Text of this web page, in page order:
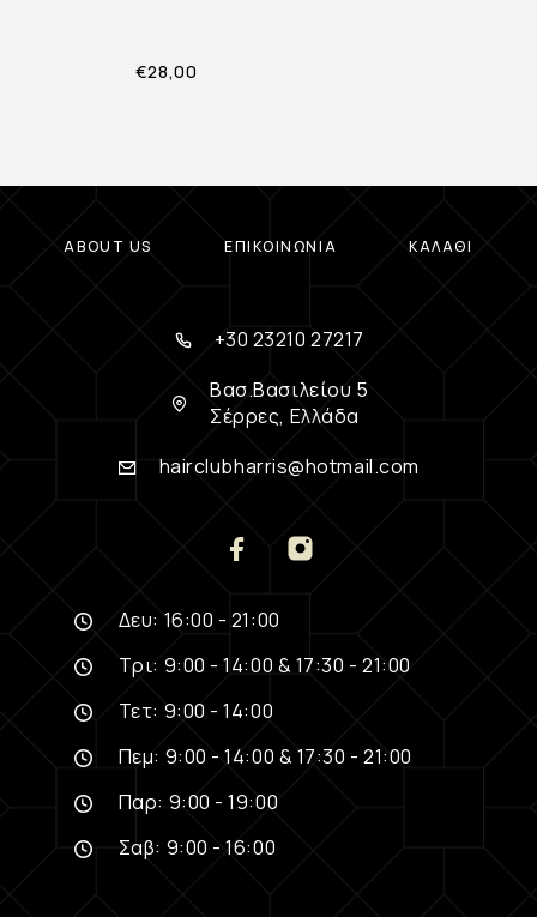
€28,00
ABOUT US ΕΠΙΚΟΙΝΩΝΊΑ ΚΑΛΆΘΙ
+30 23210 27217
Βασ.Βασιλείου 5
Σέρρες, Ελλάδα
hairclubharris@hotmail.com
Δευ: 16:00 - 21:00
Τρι: 9:00 - 14:00 & 17:30 - 21:00
Τετ: 9:00 - 14:00
Πεμ: 9:00 - 14:00 & 17:30 - 21:00
Παρ: 9:00 - 19:00
Σαβ: 9:00 - 16:00